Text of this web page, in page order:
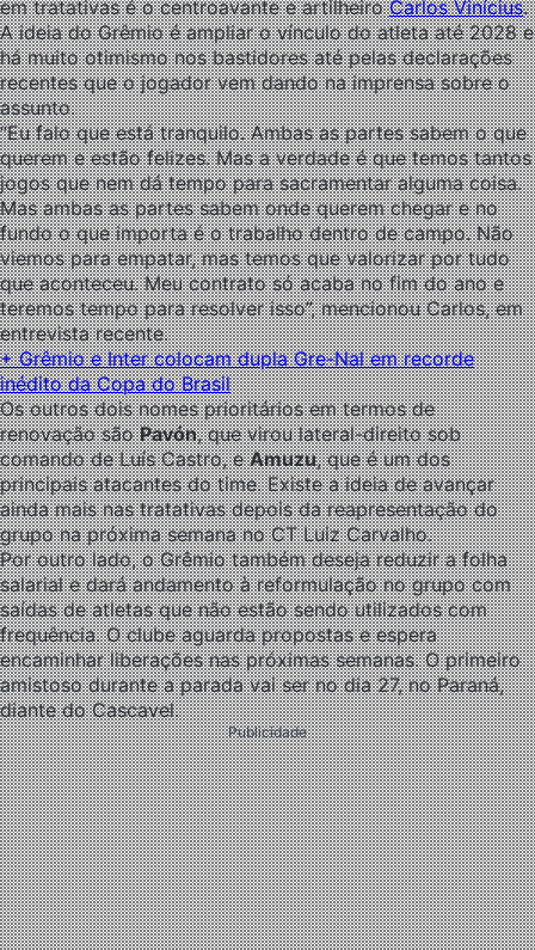
em tratativas é o centroavante e artilheiroCarlos Vinícius.
A ideia do Grêmio é ampliar o vínculo do atleta até 2028 e
há muito otimismo nos bastidores até pelas declarações
recentes que o jogador vem dando na imprensa sobre o
assunto.
“Eu falo que está tranquilo. Ambas as partes sabem o que
querem e estão felizes. Mas a verdade é que temos tantos
jogos que nem dá tempo para sacramentar alguma coisa.
Mas ambas as partes sabem onde querem chegar e no
fundo o que importa é o trabalho dentro de campo. Não
viemos para empatar, mas temos que valorizar por tudo
que aconteceu. Meu contrato só acaba no fim do ano e
teremos tempo para resolver isso”, mencionou Carlos, em
entrevista recente.
+ Grêmio e Inter colocam dupla Gre-Nal em recorde
inédito da Copa do Brasil
Os outros dois nomes prioritários em termos de
renovação sãoPavón, que virou lateral-direito sob
comando de Luís Castro, eAmuzu, que é um dos
principais atacantes do time. Existe a ideia de avançar
ainda mais nas tratativas depois da reapresentação do
grupo na próxima semana no CT Luiz Carvalho.
Por outro lado, o Grêmio também deseja reduzir a folha
salarial e dará andamento à reformulação no grupo com
saídas de atletas que não estão sendo utilizados com
frequência. O clube aguarda propostas e espera
encaminhar liberações nas próximas semanas. O primeiro
amistoso durante a parada vai ser no dia 27, no Paraná,
diante do Cascavel.
Publicidade